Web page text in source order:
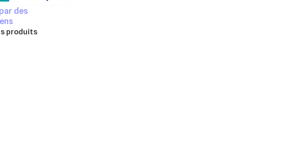
des
produits